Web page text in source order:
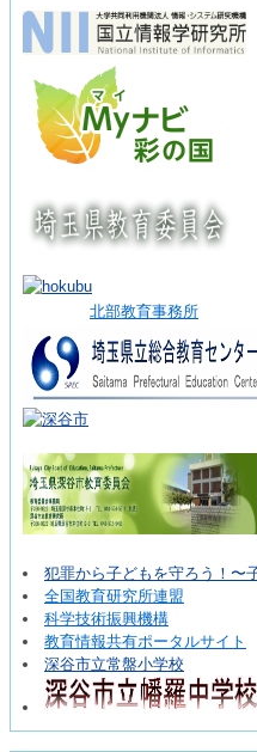
北部教育事務所
犯罪から子どもを守ろう！〜
全国教育研究所連盟
科学技術振興機構
教育情報共有ポータルサイト
深谷市立常盤小学校